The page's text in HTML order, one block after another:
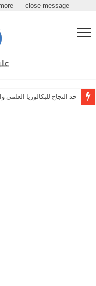
مرحباً
حد النجاح للبكالوريا العلمي
close message